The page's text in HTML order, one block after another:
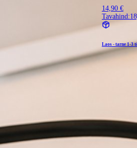
14,90 €
Tavahind:
Laos - tarne1-3